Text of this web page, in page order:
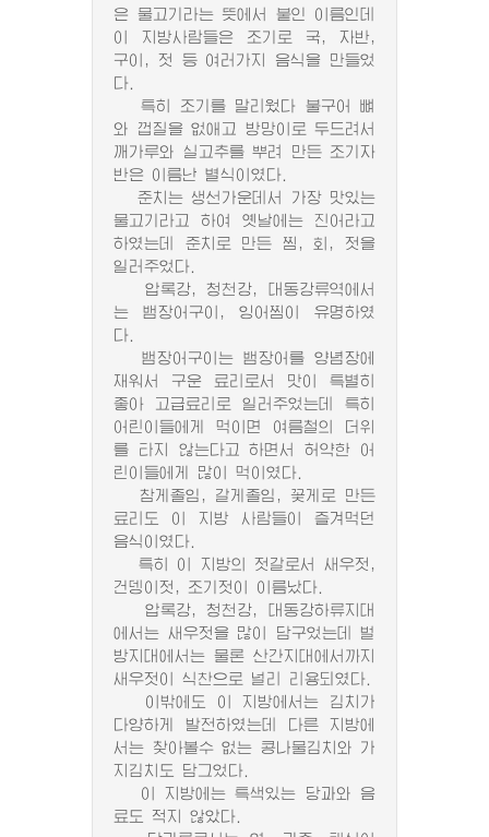
은 물고기라는 뜻에서 붙인 이름인데
이 지방사람들은 조기로 국, 자반,
구이, 젓 등 여러가지 음식을 만들었
다.
특히 조기를 말리웠다 불구어 뼈
와 껍질을 없애고 방망이로 두드려서
깨가루와 실고추를 뿌려 만든 조기자
반은 이름난 별식이였다.
준치는 생선가운데서 가장 맛있는
물고기라고 하여 옛날에는 진어라고
하였는데 준치로 만든 찜, 회, 젓을
일러주었다.
압록강, 청천강, 대동강류역에서
는 뱀장어구이, 잉어찜이 유명하였
다.
뱀장어구이는 뱀장어를 양념장에
재워서 구운 료리로서 맛이 특별히
좋아 고급료리로 일러주었는데 특히
어린이들에게 먹이면 여름철의 더위
를 타지 않는다고 하면서 허약한 어
린이들에게 많이 먹이였다.
참게졸임, 갈게졸임, 꽃게로 만든
료리도 이 지방 사람들이 즐겨먹던
음식이였다.
특히 이 지방의 젓갈로서 새우젓,
건뎅이젓, 조기젓이 이름났다.
압록강, 청천강, 대동강하류지대
에서는 새우젓을 많이 담구었는데 벌
방지대에서는 물론 산간지대에서까지
새우젓이 식찬으로 널리 리용되였다.
이밖에도 이 지방에서는 김치가
다양하게 발전하였는데 다른 지방에
서는 찾아볼수 없는 콩나물김치와 가
지김치도 담그었다.
이 지방에는 특색있는 당과와 음
료도 적지 않았다.